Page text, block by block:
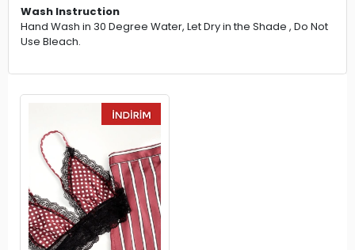
Wash Instruction
Hand Wash in 30 Degree Water, Let Dry in the Shade , Do Not
Use Bleach.